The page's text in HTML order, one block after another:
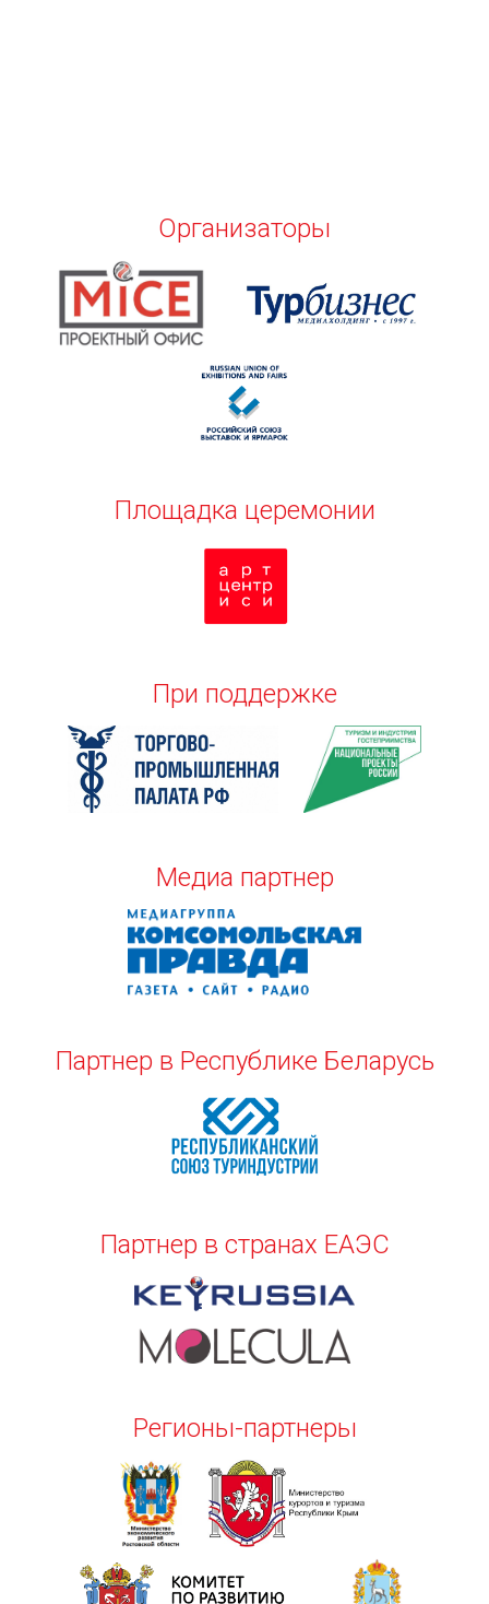
Организаторы
Площадка церемонии
При поддержке
Медиа партнер
Партнер в Республике Беларусь
Партнер в странах ЕАЭС
Регионы-партнеры